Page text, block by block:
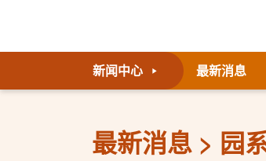
新闻中心 最新消息
最新消息 园